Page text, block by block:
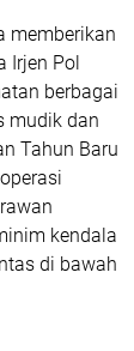
memberikan
Irjen Pol
berbagai
mudik dan
Tahun Baru
kendala
di bawah